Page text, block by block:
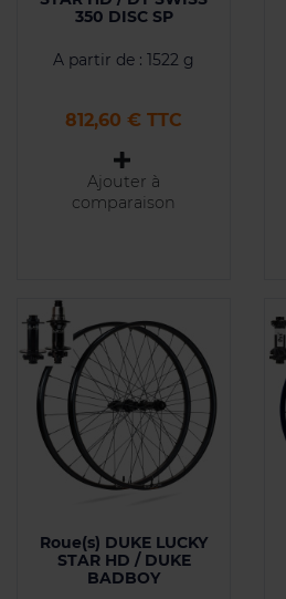
350 DISC SP
A partir de : 1522 g
Prix
812,60 € TTC
Ajouter à
comparaison
Roue(s) DUKE LUCKY
STAR HD / DUKE
BADBOY